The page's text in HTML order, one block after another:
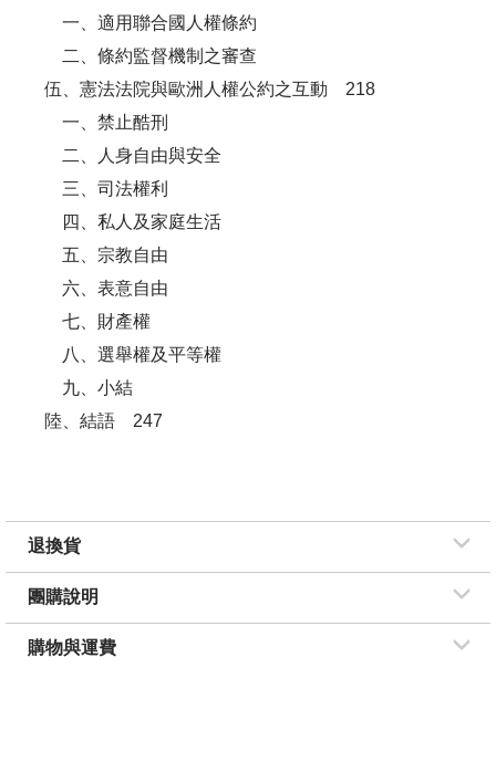
一、適用聯合國人權條約
二、條約監督機制之審查
伍、憲法法院與歐洲人權公約之互動 218
一、禁止酷刑
二、人身自由與安全
三、司法權利
四、私人及家庭生活
五、宗教自由
六、表意自由
七、財產權
八、選舉權及平等權
九、小結
陸、結語 247
退換貨
團購說明
購物與運費